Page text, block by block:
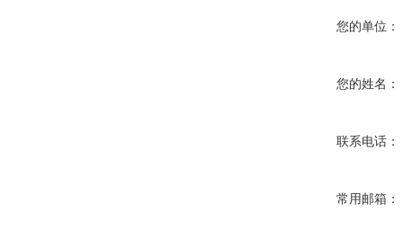
您的单位：
您的姓名：
联系电话：
常用邮箱：